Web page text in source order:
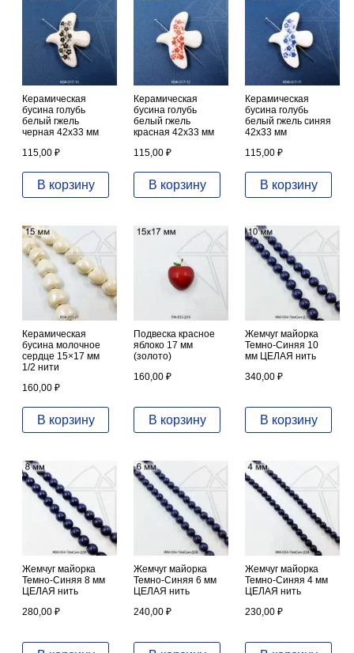
Керамическая
бусина голубь
белый гжель
черная 42х33 мм
115,00 ₽
В корзину
Керамическая
бусина голубь
белый гжель
красная 42х33 мм
115,00 ₽
В корзину
Керамическая
бусина голубь
белый гжель синяя
42х33 мм
115,00 ₽
В корзину
Керамическая
бусина молочное
сердце 15×17 мм
1/2 нити
160,00 ₽
В корзину
Подвеска красное
яблоко 17 мм
(золото)
160,00 ₽
В корзину
Жемчуг майорка
Темно-Синяя 10
мм ЦЕЛАЯ нить
340,00 ₽
В корзину
Жемчуг майорка
Темно-Синяя 8 мм
ЦЕЛАЯ нить
280,00 ₽
Жемчуг майорка
Темно-Синяя 6 мм
ЦЕЛАЯ нить
240,00 ₽
Жемчуг майорка
Темно-Синяя 4 мм
ЦЕЛАЯ нить
230,00 ₽